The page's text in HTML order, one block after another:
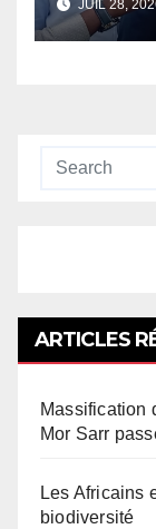
en Afrique
JUIL 28,
ARTICLES
Massification
Mor Sarr
Les Africains
biodiversité